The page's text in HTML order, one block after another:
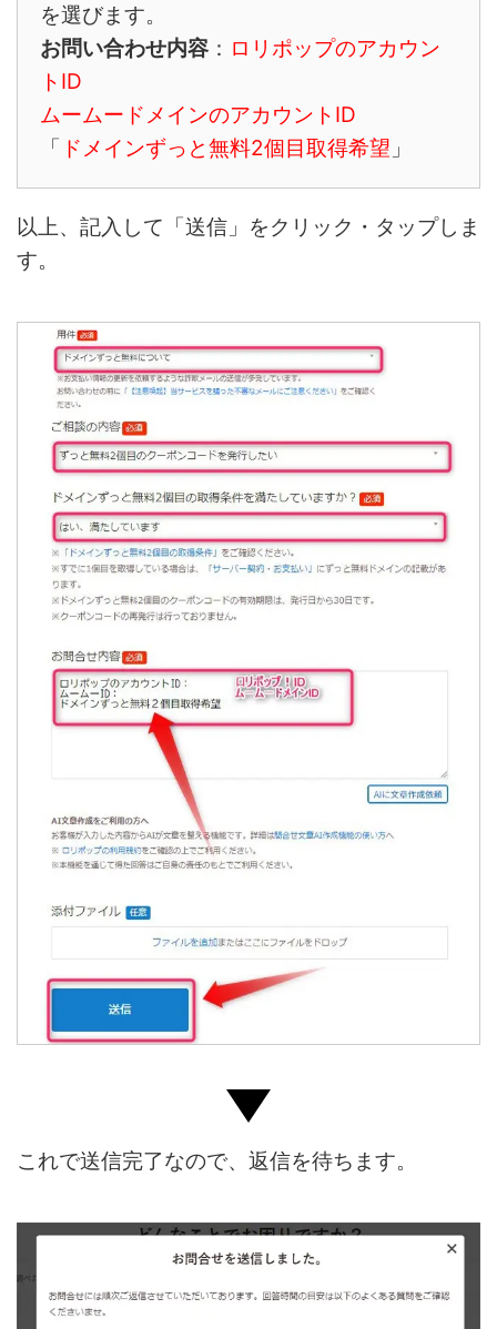
を選びます。
お問い合わせ内容 ： ロリポップのアカウン
トID
ムームードメインのアカウントID
「 ドメインずっと無料2個目取得希望 」
以上、記入して「送信」をクリック・タップしま
す。
これで送信完了なので、返信を待ちます。